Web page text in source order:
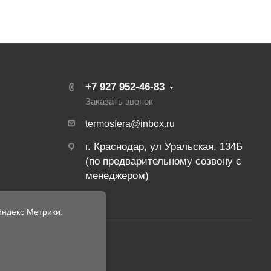
+7 927 952-46-83
Заказать звонок
termosfera@inbox.ru
г. Краснодар, ул Уральская, 134Б
(по предварительному созвону с
менеджером)
Метрики.